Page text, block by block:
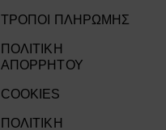
ΤΡΟΠΟΙ ΠΛΗΡΩΜΗΣ
ΠΟΛΙΤΙΚΗ
ΑΠΟΡΡΗΤΟΥ
COOKIES
ΠΟΛΙΤΙΚΗ